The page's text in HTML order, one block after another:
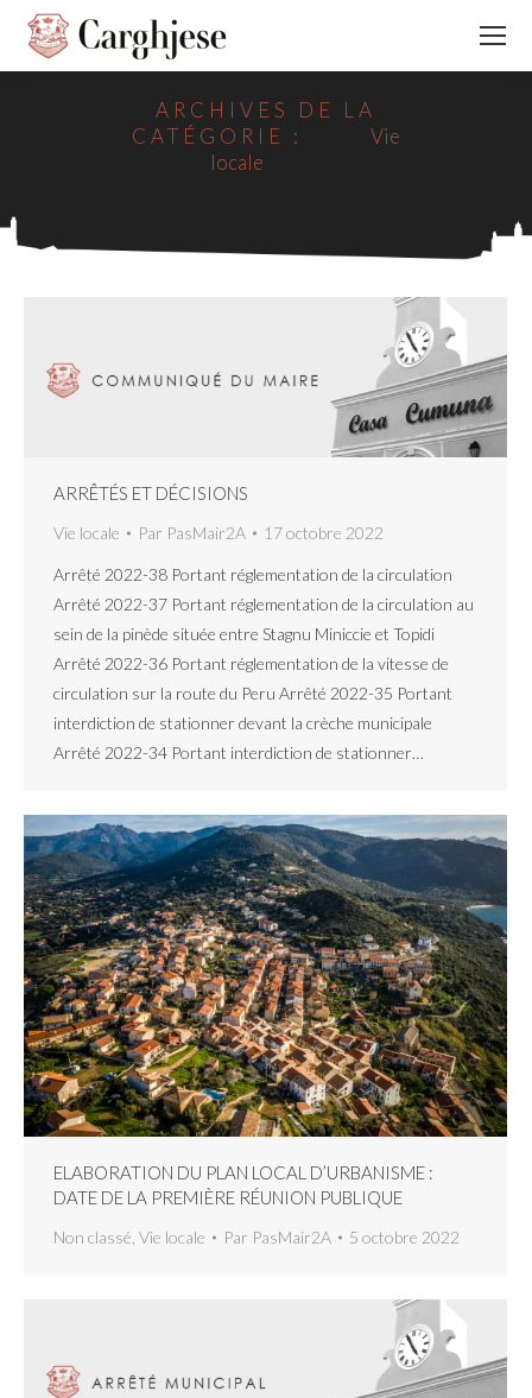
ARCHIVES DE LA
CATÉGORIE :
Vie
locale
ARRÊTÉS ET DÉCISIONS
Vie locale Par PasMair2A 17 octobre 2022
Arrêté 2022-38 Portant réglementation de la circulation
Arrêté 2022-37 Portant réglementation de la circulation au
sein de la pinède située entre Stagnu Miniccie et Topidi
Arrêté 2022-36 Portant réglementation de la vitesse de
circulation sur la route du Peru Arrêté 2022-35 Portant
interdiction de stationner devant la crèche municipale
Arrêté 2022-34 Portant interdiction de stationner…
ELABORATION DU PLAN LOCAL D’URBANISME :
DATE DE LA PREMIÈRE RÉUNION PUBLIQUE
Non classé Vie locale Par PasMair2A 5 octobre 2022